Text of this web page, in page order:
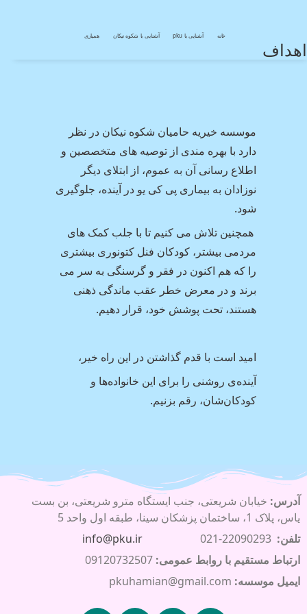
خانه آشنایی با pku آشنایی با شکوه نیکان همیاری
اهداف
موسسه خیریه حامیان شکوه نیکان در نظر
دارد با بهره مندی از توصیه های متخصصین و
اطلاع رسانی آن به عموم، از ابتلای دیگر
نوزادان به بیماری پی کی یو در آینده، جلوگیری
شود.
همچنین تلاش می کنیم تا با جلب کمک های
مردمی بیشتر، کودکان فنل کتونوری بیشتری
را که هم اکنون در فقر و گرسنگی به سر می
برند و در معرض خطر عقب ماندگی ذهنی
هستند، تحت پوشش خود، قرار دهیم.
امید است با قدم گذاشتن در این راه خیر،
آینده‌ی روشنی را برای این خانواده‌ها و
کودکان‌شان، رقم بزنیم.
آدرس: خیابان شریعتی، جنب ایستگاه مترو شریعتی، بن بست
یاس، پلاک 1، ساختمان پزشکان سینا، طبقه اول واحد 5
تلفن:
info@pku.ir
ارتباط مستقیم با روابط عمومی: 09120732507
ایمیل موسسه: